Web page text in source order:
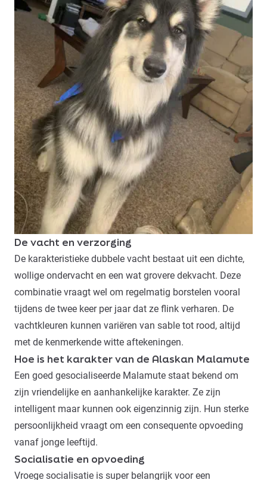
De vacht en verzorging
De karakteristieke dubbele vacht bestaat uit een dichte,
wollige ondervacht en een wat grovere dekvacht. Deze
combinatie vraagt wel om regelmatig borstelen vooral
tijdens de twee keer per jaar dat ze flink verharen. De
vachtkleuren kunnen variëren van sable tot rood, altijd
met de kenmerkende witte aftekeningen.
Hoe is het karakter van de Alaskan Malamute
Een goed gesocialiseerde Malamute staat bekend om
zijn vriendelijke en aanhankelijke karakter. Ze zijn
intelligent maar kunnen ook eigenzinnig zijn. Hun sterke
persoonlijkheid vraagt om een consequente opvoeding
vanaf jonge leeftijd.
Socialisatie en opvoeding
Vroege socialisatie is super belangrijk voor een